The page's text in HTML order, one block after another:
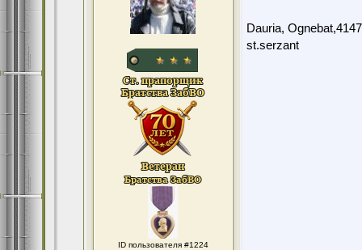
ID пользователя #1224
Dauria,
st.serzant